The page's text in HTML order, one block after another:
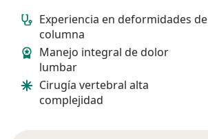
Experiencia en deformidades de
columna
Manejo integral de dolor
lumbar
Cirugía vertebral alta
complejidad